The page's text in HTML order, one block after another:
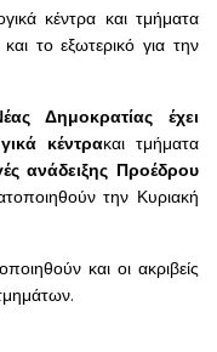
κέντρα και τμήματα
το εξωτερικό για την
Δημοκρατίας έχει
κέντρακαι τμήματα
ανάδειξης Προέδρου
την Κυριακή
και οι ακριβείς